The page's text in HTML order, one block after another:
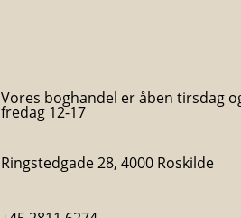
Vores boghandel er åben tirsdag
fredag 12-17
Ringstedgade 28, 4000 Roskilde